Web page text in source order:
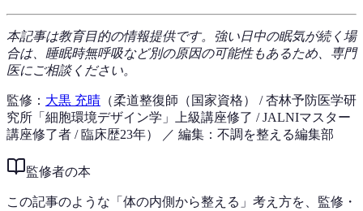
本記事は教育目的の情報提供です。強い日中の眠気が続く場
合は、睡眠時無呼吸など別の原因の可能性もあるため、専門
医にご相談ください。
監修： 大黒 充晴 （柔道整復師（国家資格） / 杏林予防医学研
究所「細胞環境デザイン学」上級講座修了 / JALNIマスター
講座修了者 / 臨床歴23年）
／ 編集：不調を整える編集部
監修者の本
この記事のような「体の内側から整える」考え方を、監修・